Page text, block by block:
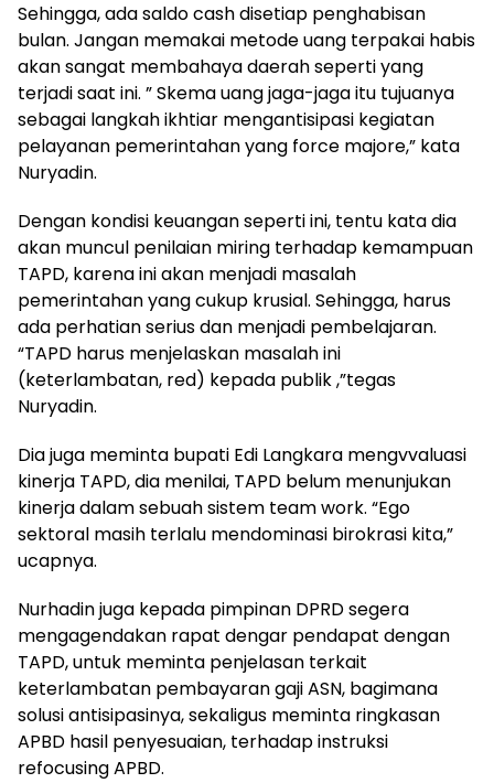
Sehingga, ada saldo cash disetiap penghabisan
bulan. Jangan memakai metode uang terpakai habis
akan sangat membahaya daerah seperti yang
terjadi saat ini. ” Skema uang jaga-jaga itu tujuanya
sebagai langkah ikhtiar mengantisipasi kegiatan
pelayanan pemerintahan yang force majore,” kata
Nuryadin.
Dengan kondisi keuangan seperti ini, tentu kata dia
akan muncul penilaian miring terhadap kemampuan
TAPD, karena ini akan menjadi masalah
pemerintahan yang cukup krusial. Sehingga, harus
ada perhatian serius dan menjadi pembelajaran.
“TAPD harus menjelaskan masalah ini
(keterlambatan, red) kepada publik ,”tegas
Nuryadin.
Dia juga meminta bupati Edi Langkara mengvvaluasi
kinerja TAPD, dia menilai, TAPD belum menunjukan
kinerja dalam sebuah sistem team work. “Ego
sektoral masih terlalu mendominasi birokrasi kita,”
ucapnya.
Nurhadin juga kepada pimpinan DPRD segera
mengagendakan rapat dengar pendapat dengan
TAPD, untuk meminta penjelasan terkait
keterlambatan pembayaran gaji ASN, bagimana
solusi antisipasinya, sekaligus meminta ringkasan
APBD hasil penyesuaian, terhadap instruksi
refocusing APBD.